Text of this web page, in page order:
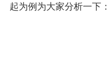
起为例为大家分析一下：